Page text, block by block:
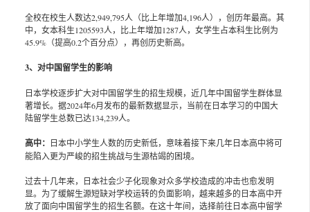
全校在校生人数达2,949,795人（比上年增加4,196人），创历年最高。其
中，女本科生1205593人，比上年增加1287人，女学生占本科生比例为
45.9%（提高0.2个百分点），再创历史新高。
3、 对中国留学生的影响
日本学校逐步扩大对中国留学生的招生规模，近几年中国留学生群体显
著增长。据2024年6月发布的最新数据显示，当前在日本学习的中国大
陆留学生总数已达134,239人。
高中： 日本中小学生人数的历史新低，意味着接下来几年日本高中将可
能陷入更为严峻的招生挑战与生源枯竭的困境。
过去十几年来，日本社会少子化现象对众多学校造成的冲击也愈发明
显。为了缓解生源短缺对学校运转的负面影响，越来越多的日本高中开
放了面向中国留学生的招生名额。在这十年间，选择前往日本高中留学